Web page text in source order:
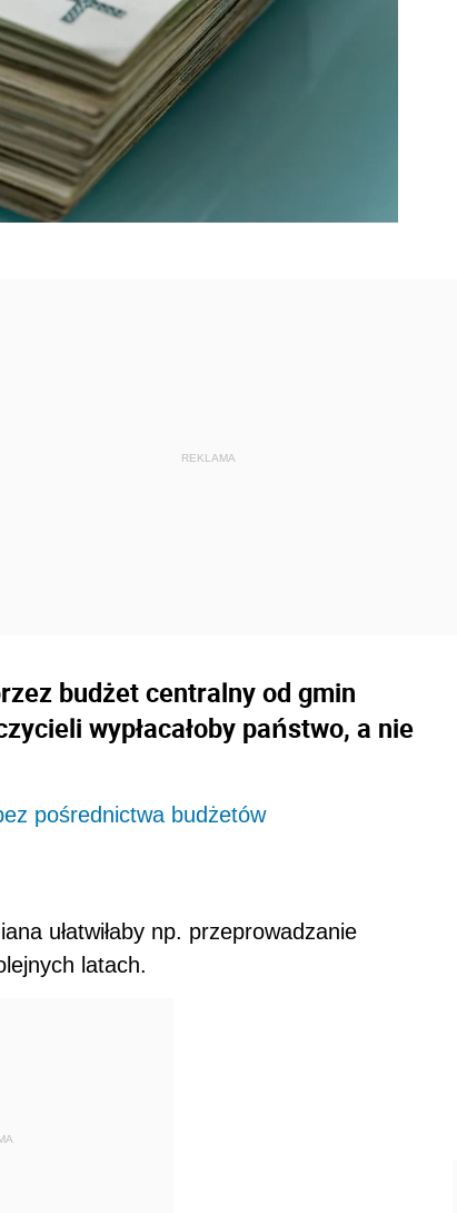
budżet centralny od gmin
wypłacałoby państwo, a nie
pośrednictwa budżetów
ułatwiłaby np. przeprowadzanie
latach.